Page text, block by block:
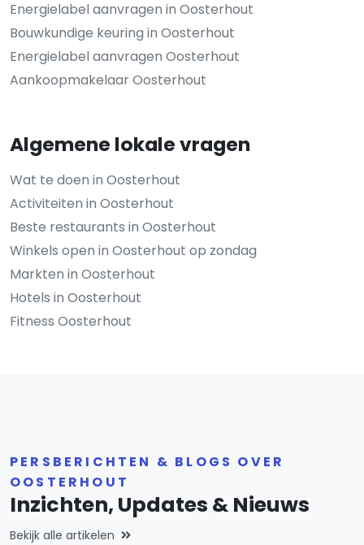
Energielabel aanvragen in Oosterhout
Bouwkundige keuring in Oosterhout
Energielabel aanvragen Oosterhout
Aankoopmakelaar Oosterhout
Algemene lokale vragen
Wat te doen in Oosterhout
Activiteiten in Oosterhout
Beste restaurants in Oosterhout
Winkels open in Oosterhout op zondag
Markten in Oosterhout
Hotels in Oosterhout
Fitness Oosterhout
PERSBERICHTEN & BLOGS OVER
OOSTERHOUT
Inzichten, Updates & Nieuws
Bekijk alle artikelen